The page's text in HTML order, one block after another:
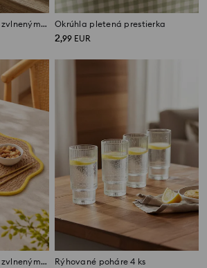
Pletené prestieranie so zvlneným okrajom Okrúhla pletená prestierka
2,99 EUR
Pletené prestieranie so zvlneným okrajom Rýhované poháre 4 ks